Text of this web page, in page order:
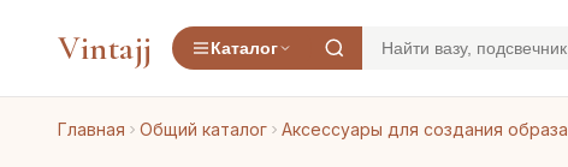
Vintajj Каталог
Главная Общий каталог Аксессуары для создания образа